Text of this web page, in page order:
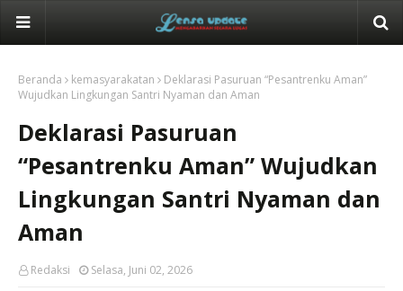
Beranda kemasyarakatan
Deklarasi Pasuruan “Pesantrenku Aman”
Wujudkan Lingkungan Santri Nyaman dan Aman
Deklarasi Pasuruan
“Pesantrenku Aman” Wujudkan
Lingkungan Santri Nyaman dan
Aman
Redaksi Selasa, Juni 02, 2026